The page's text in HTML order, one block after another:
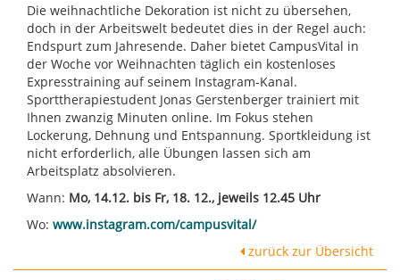
Die weihnachtliche Dekoration ist nicht zu übersehen,
doch in der Arbeitswelt bedeutet dies in der Regel auch:
Endspurt zum Jahresende. Daher bietet CampusVital in
der Woche vor Weihnachten täglich ein kostenloses
Expresstraining auf seinem Instagram-Kanal.
Sporttherapiestudent Jonas Gerstenberger trainiert mit
Ihnen zwanzig Minuten online. Im Fokus stehen
Lockerung, Dehnung und Entspannung. Sportkleidung ist
nicht erforderlich, alle Übungen lassen sich am
Arbeitsplatz absolvieren.
Wann: Mo, 14.12. bis Fr, 18. 12., jeweils 12.45 Uhr
Wo: www.instagram.com/campusvital/
zurück zur Übersicht